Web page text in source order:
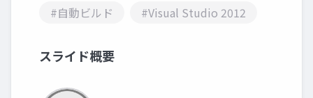
#自動ビルド
#Visual Studio 2012
スライド概要